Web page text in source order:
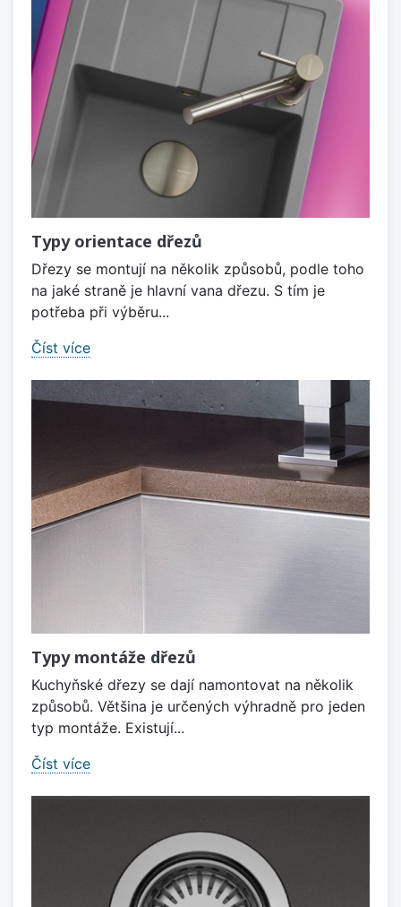
Typy orientace dřezů
Dřezy se montují na několik způsobů, podle toho
na jaké straně je hlavní vana dřezu. S tím je
potřeba při výběru...
Číst více
Typy montáže dřezů
Kuchyňské dřezy se dají namontovat na několik
způsobů. Většina je určených výhradně pro jeden
typ montáže. Existují...
Číst více